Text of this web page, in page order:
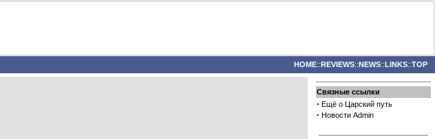
HOME::REVIEWS::NEWS::LINKS::TOP
Связные ссылки
· Ещё о Царский путь
· Новости Admin